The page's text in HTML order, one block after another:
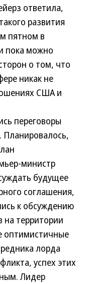
ответила,
развития
пятном в
пока можно
о том, что
никак не
США и
переговоры
Планировалось,
министр
будущее
соглашения,
к обсуждению
на территории
оптимистичные
лорда
успех этих
Лидер